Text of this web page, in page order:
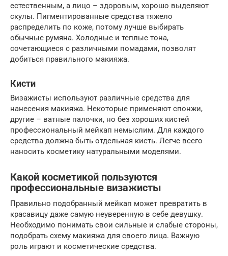
естественным, а лицо – здоровым, хорошо выделяют
скулы. Пигментированные средства тяжело
распределить по коже, потому лучше выбирать
обычные румяна. Холодные и теплые тона,
сочетающиеся с различными помадами, позволят
добиться правильного макияжа.
Кисти
Визажисты используют различные средства для
нанесения макияжа. Некоторые применяют спонжи,
другие – ватные палочки, но без хороших кистей
профессиональный мейкап немыслим. Для каждого
средства должна быть отдельная кисть. Легче всего
наносить косметику натуральными моделями.
Какой косметикой пользуются
профессиональные визажисты
Правильно подобранный мейкап может превратить в
красавицу даже самую неуверенную в себе девушку.
Необходимо понимать свои сильные и слабые стороны,
подобрать схему макияжа для своего лица. Важную
роль играют и косметические средства.